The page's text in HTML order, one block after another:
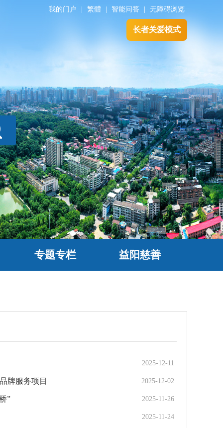
我的门户 繁體 智能问答 无障碍浏览
长者关爱模式
专题专栏 益阳慈善
2025-12-11
牌服务项目 2025-12-02
” 2025-11-26
2025-11-24